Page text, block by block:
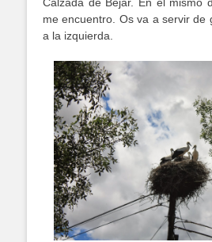
me encuentro. Os va a servir de
a la izquierda.